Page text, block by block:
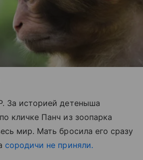
За историей детеныша
кличке Панч из зоопарка
мир. Мать бросила его сразу
сородичи не приняли.